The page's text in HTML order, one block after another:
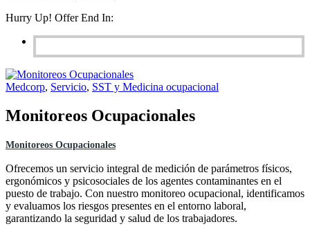
Hurry Up! Offer End In:
Medcorp, Servicio, SST y Medicina ocupacional
Monitoreos Ocupacionales
Monitoreos Ocupacionales
Ofrecemos un servicio integral de medición de parámetros físicos,
ergonómicos y psicosociales de los agentes contaminantes en el
puesto de trabajo. Con nuestro monitoreo ocupacional, identificamos
y evaluamos los riesgos presentes en el entorno laboral,
garantizando la seguridad y salud de los trabajadores.